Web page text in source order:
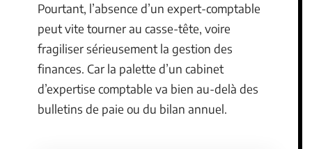
Pourtant, l’absence d’un expert-comptable
peut vite tourner au casse-tête, voire
fragiliser sérieusement la gestion des
finances. Car la palette d’un cabinet
d’expertise comptable va bien au-delà des
bulletins de paie ou du bilan annuel.